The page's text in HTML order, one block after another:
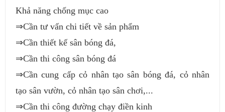
Khả năng chống mục cao
⇒Cần tư vấn chi tiết về sản phẩm
⇒Cần thiết kế sân bóng đá,
⇒Cần thi công sân bóng đá
⇒Cần cung cấp cỏ nhân tạo sân bóng đá, cỏ nhân
tạo sân vườn, cỏ nhân tạo sân chơi,...
⇒Cần thi công đường chạy điền kinh